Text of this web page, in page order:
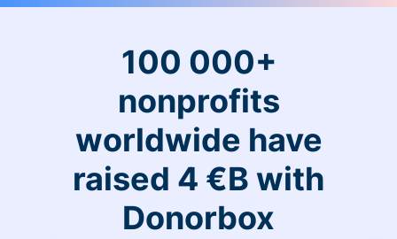
100 000+
nonprofits
worldwide have
raised 4 €B with
Donorbox